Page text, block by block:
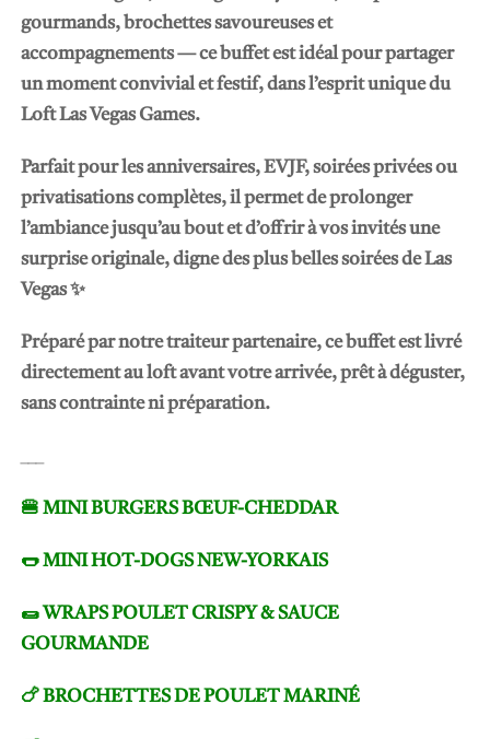
gourmands, brochettes savoureuses et
accompagnements — ce buffet est idéal pour partager
un moment convivial et festif, dans l’esprit unique du
Loft Las Vegas Games.
Parfait pour les anniversaires, EVJF, soirées privées ou
privatisations complètes, il permet de prolonger
l’ambiance jusqu’au bout et d’offrir à vos invités une
surprise originale, digne des plus belles soirées de Las
Vegas ✨
Préparé par notre traiteur partenaire, ce buffet est livré
directement au loft avant votre arrivée, prêt à déguster,
sans contrainte ni préparation.
🍔 MINI BURGERS BŒUF-CHEDDAR
🌭 MINI HOT-DOGS NEW-YORKAIS
🌯 WRAPS POULET CRISPY & SAUCE
GOURMANDE
🍗 BROCHETTES DE POULET MARINÉ